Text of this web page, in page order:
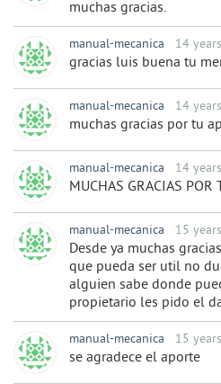
muchas gracias.
manual-mecanica 14
gracias luis buena tu
manual-mecanica 14
muchas gracias por tu
manual-mecanica 14
MUCHAS GRACIAS POR
manual-mecanica 15
Desde ya muchas
que pueda ser util no
alguien sabe donde
propietario les pido el
manual-mecanica 15
se agradece el aporte